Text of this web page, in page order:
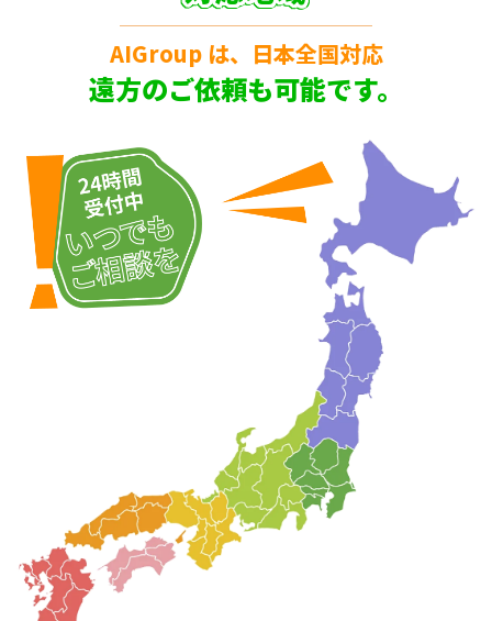
AIGroup は、日本全国対応
遠方のご依頼も可能です。